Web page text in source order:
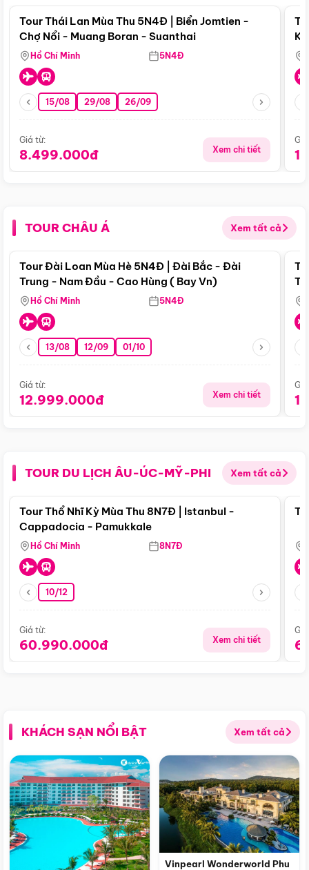
Tour Thái Lan Mùa Thu 5N4Đ | Biển Jomtien -
Chợ Nổi - Muang Boran - Suanthai
Hồ Chí Minh 5N4Đ
15/08 29/08 26/09
Giá từ:
8.499.000đ Xem chi tiết
TOUR CHÂU Á Xem tất cả
Điểm nổi bật
Tour Đài Loan Mùa Hè 5N4Đ | Đài Bắc - Đài
Trung - Nam Đầu - Cao Hùng ( Bay Vn)
Hồ Chí Minh 5N4Đ
13/08 12/09 01/10
Giá từ:
12.999.000đ Xem chi tiết
TOUR DU LỊCH ÂU-ÚC-MỸ-PHI Xem tất cả
Điểm nổi bật
Tour Thổ Nhĩ Kỳ Mùa Thu 8N7Đ | Istanbul -
Cappadocia - Pamukkale
Hồ Chí Minh 8N7Đ
10/12
Giá từ:
60.990.000đ Xem chi tiết
KHÁCH SẠN NỔI BẬT Xem tất cả
Vinpearl Wonderworld Phu